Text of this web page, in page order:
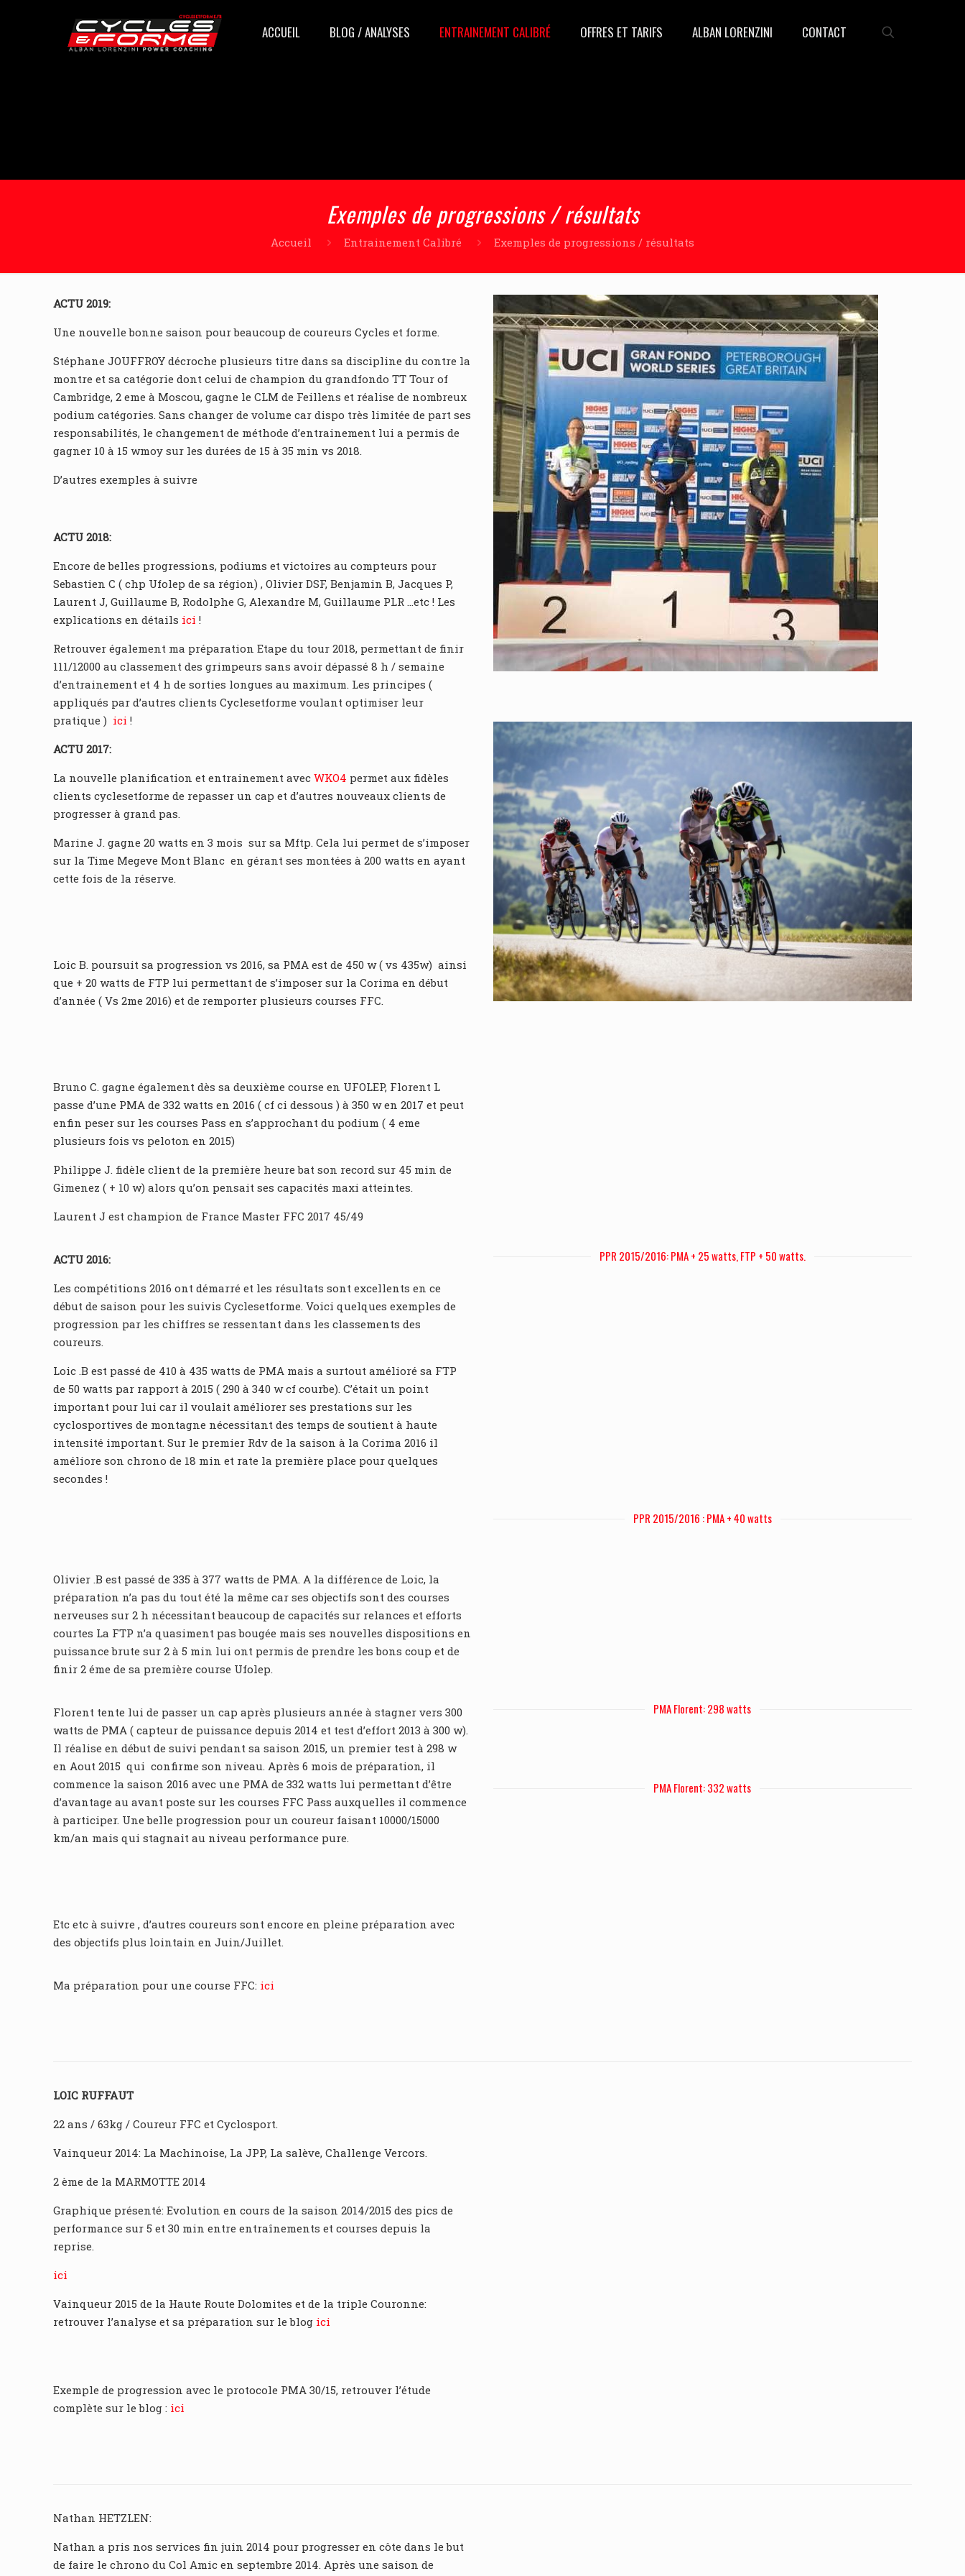
ACCUEIL BLOG / ANALYSES ENTRAINEMENT CALIBRÉ OFFRES ET TARIFS ALBAN LORENZINI CONTACT
Exemples de progressions / résultats
Accueil Entrainement Calibré Exemples de progressions / résultats
ACTU 2019:
Une nouvelle bonne saison pour beaucoup de coureurs Cycles et forme.
Stéphane JOUFFROY décroche plusieurs titre dans sa discipline du contre la
montre et sa catégorie dont celui de champion du grandfondo TT Tour of
Cambridge, 2 eme à Moscou, gagne le CLM de Feillens et réalise de nombreux
podium catégories. Sans changer de volume car dispo très limitée de part ses
responsabilités, le changement de méthode d’entrainement lui a permis de
gagner 10 à 15 wmoy sur les durées de 15 à 35 min vs 2018.
D’autres exemples à suivre
ACTU 2018:
Encore de belles progressions, podiums et victoires au compteurs pour
Sebastien C ( chp Ufolep de sa région) , Olivier DSF, Benjamin B, Jacques P,
Laurent J, Guillaume B, Rodolphe G, Alexandre M, Guillaume PLR …etc ! Les
explications en détails ici!
Retrouver également ma préparation Etape du tour 2018, permettant de finir
111/12000 au classement des grimpeurs sans avoir dépassé 8 h / semaine
d’entrainement et 4 h de sorties longues au maximum. Les principes (
appliqués par d’autres clients Cyclesetforme voulant optimiser leur
pratique ) ici!
ACTU 2017:
La nouvelle planification et entrainement avecWKO4 permet aux fidèles
clients cyclesetforme de repasser un cap et d’autres nouveaux clients de
progresser à grand pas.
Marine J. gagne 20 watts en 3 mois sur sa Mftp. Cela lui permet de s’imposer
sur la Time Megeve Mont Blanc en gérant ses montées à 200 watts en ayant
cette fois de la réserve.
Loic B. poursuit sa progression vs 2016, sa PMA est de 450 w ( vs 435w) ainsi
que + 20 watts de FTP lui permettant de s’imposer sur la Corima en début
d’année ( Vs 2me 2016) et de remporter plusieurs courses FFC.
Bruno C. gagne également dès sa deuxième course en UFOLEP, Florent L
passe d’une PMA de 332 watts en 2016 ( cf ci dessous ) à 350 w en 2017 et peut
enfin peser sur les courses Pass en s’approchant du podium ( 4 eme
plusieurs fois vs peloton en 2015)
Philippe J. fidèle client de la première heure bat son record sur 45 min de
Gimenez ( + 10 w) alors qu’on pensait ses capacités maxi atteintes.
Laurent J est champion de France Master FFC 2017 45/49
ACTU 2016:
Les compétitions 2016 ont démarré et les résultats sont excellents en ce
début de saison pour les suivis Cyclesetforme. Voici quelques exemples de
progression par les chiffres se ressentant dans les classements des
coureurs.
Loic .B est passé de 410 à 435 watts de PMA mais a surtout amélioré sa FTP
de 50 watts par rapport à 2015 ( 290 à 340 w cf courbe). C’était un point
important pour lui car il voulait améliorer ses prestations sur les
cyclosportives de montagne nécessitant des temps de soutient à haute
intensité important. Sur le premier Rdv de la saison à la Corima 2016 il
améliore son chrono de 18 min et rate la première place pour quelques
secondes !
PPR 2015/2016: PMA + 25 watts, FTP + 50 watts.
Olivier .B est passé de 335 à 377 watts de PMA. A la différence de Loic, la
préparation n’a pas du tout été la même car ses objectifs sont des courses
nerveuses sur 2 h nécessitant beaucoup de capacités sur relances et efforts
courtes La FTP n’a quasiment pas bougée mais ses nouvelles dispositions en
puissance brute sur 2 à 5 min lui ont permis de prendre les bons coup et de
finir 2 éme de sa première course Ufolep.
PPR 2015/2016 : PMA + 40 watts
Florent tente lui de passer un cap après plusieurs année à stagner vers 300
watts de PMA ( capteur de puissance depuis 2014 et test d’effort 2013 à 300 w).
Il réalise en début de suivi pendant sa saison 2015, un premier test à 298 w
en Aout 2015 qui confirme son niveau. Après 6 mois de préparation, il
commence la saison 2016 avec une PMA de 332 watts lui permettant d’être
d’avantage au avant poste sur les courses FFC Pass auxquelles il commence
à participer. Une belle progression pour un coureur faisant 10000/15000
km/an mais qui stagnait au niveau performance pure.
Etc etc à suivre , d’autres coureurs sont encore en pleine préparation avec
des objectifs plus lointain en Juin/Juillet.
PMA Florent: 298 watts
PMA Florent: 332 watts
Ma préparation pour une course FFC: ici
LOIC RUFFAUT
22 ans / 63kg / Coureur FFC et Cyclosport.
Vainqueur 2014: La Machinoise, La JPP, La salève, Challenge Vercors.
2 ème de la MARMOTTE 2014
Graphique présenté: Evolution en cours de la saison 2014/2015 des pics de
performance sur 5 et 30 min entre entraînements et courses depuis la
reprise.
ici
Vainqueur 2015 de la Haute Route Dolomites et de la triple Couronne:
retrouver l’analyse et sa préparation sur le blog ici
Exemple de progression avec le protocole PMA 30/15, retrouver l’étude
complète sur le blog : ici
Nathan HETZLEN:
Nathan a pris nos services fin juin 2014 pour progresser en côte dans le but
de faire le chrono du Col Amic en septembre 2014. Après une saison de